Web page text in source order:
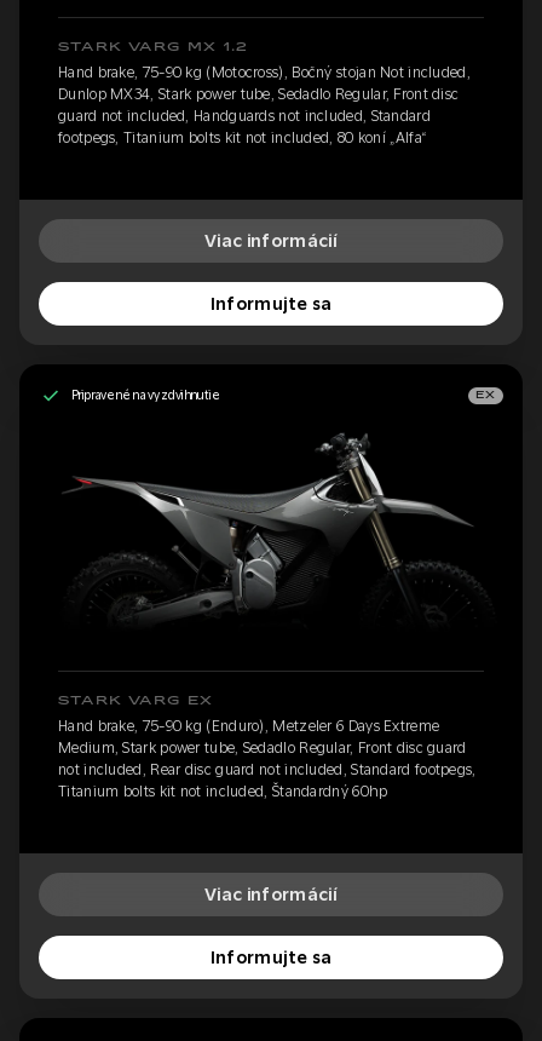
STARK VARG MX 1.2
Hand brake, 75-90 kg (Motocross), Bočný stojan Not included,
Dunlop MX34, Stark power tube, Sedadlo Regular, Front disc
guard not included, Handguards not included, Standard
footpegs, Titanium bolts kit not included, 80 koní „Alfa“
Viac informácií
Informujte sa
Pripravené na vyzdvihnutie EX
STARK VARG EX
Hand brake, 75-90 kg (Enduro), Metzeler 6 Days Extreme
Medium, Stark power tube, Sedadlo Regular, Front disc guard
not included, Rear disc guard not included, Standard footpegs,
Titanium bolts kit not included, Štandardný 60hp
Viac informácií
Informujte sa